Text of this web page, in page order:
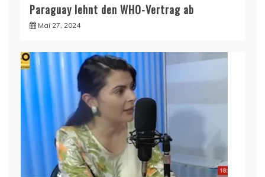
Paraguay lehnt den WHO-Vertrag ab
Mai 27, 2024